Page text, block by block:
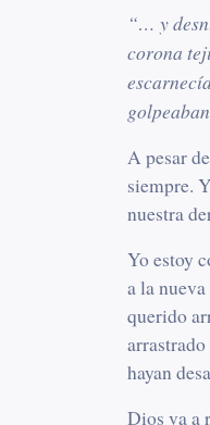
“… y
corona
A pesar
siempre.
nuestra
Yo estoy
a la
querido
hayan
Dios va a